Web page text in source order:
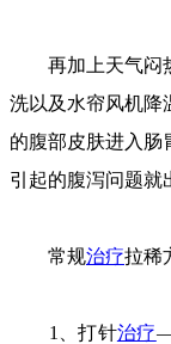
再加上天气闷热
洗以及水帘风机降
的腹部皮肤进入肠
引起的腹泻问题就
常规治疗拉稀
1、打针治疗